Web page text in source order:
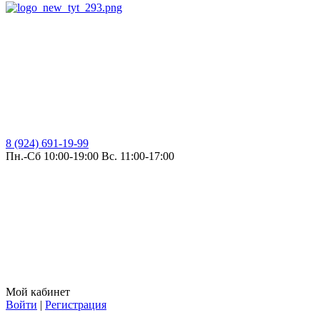
8 (924) 691-19-99
Пн.-Сб 10:00-19:00 Вс. 11:00-17:00
Мой кабинет
Войти | Регистрация